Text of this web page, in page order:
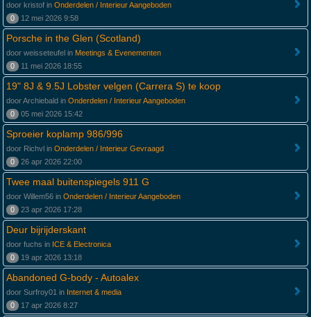
door kristof in Onderdelen / Interieur Aangeboden
0
12 mei 2026 9:58
Porsche in the Glen (Scotland)
door weisseteufel in Meetings & Evenementen
0
11 mei 2026 18:55
19" 8J & 9.5J Lobster velgen (Carrera S) te koop
door Archiebald in Onderdelen / Interieur Aangeboden
0
05 mei 2026 15:42
Sproeier koplamp 986/996
door Richvl in Onderdelen / Interieur Gevraagd
0
26 apr 2026 22:00
Twee maal buitenspiegels 911 G
door Willem56 in Onderdelen / Interieur Aangeboden
0
23 apr 2026 17:28
Deur bijrijderskant
door fuchs in ICE & Electronica
0
19 apr 2026 13:18
Abandoned G-body - Autoalex
door Surfroy01 in Internet & media
0
17 apr 2026 8:27